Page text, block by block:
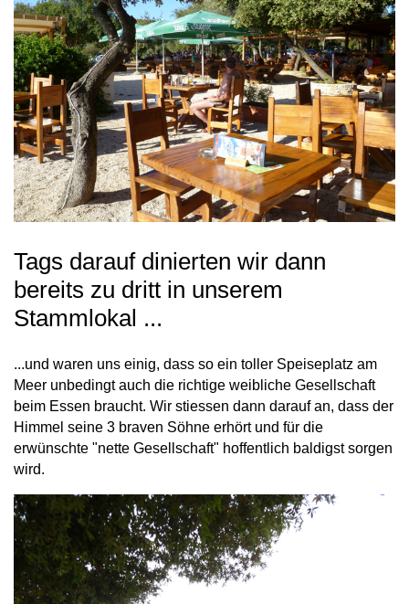
Tags darauf dinierten wir dann
bereits zu dritt in unserem
Stammlokal ...
...und waren uns einig, dass so ein toller Speiseplatz am
Meer unbedingt auch die richtige weibliche Gesellschaft
beim Essen braucht. Wir stiessen dann darauf an, dass der
Himmel seine 3 braven Söhne erhört und für die
erwünschte "nette Gesellschaft" hoffentlich baldigst sorgen
wird.